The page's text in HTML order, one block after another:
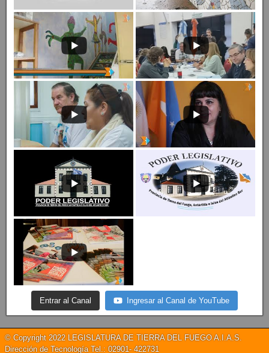
Entrar al Canal Ingresar al Canal de YouTube
© Copyright 2022 LEGISLATURA DE TIERRA DEL FUEGO A.I.A.S.
Dirección de Tecnología Tel.: 02901- 422731